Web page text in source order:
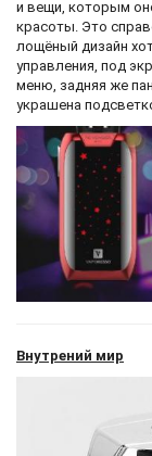
и вещи, которым
красоты. Это
лощёный дизайн
управления, под
меню, задняя же
украшена
Внутрений мир